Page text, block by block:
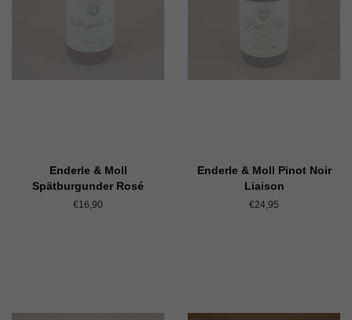
Enderle & Moll
Spätburgunder Rosé
Normaler
€16,90
Enderle & Moll Pinot Noir
Liaison
Normaler
€24,95